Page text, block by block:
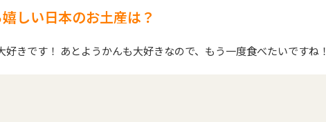
しい日本のお土産は？
好きです！ あとようかんも大好きなので、もう一度食べたいですね！